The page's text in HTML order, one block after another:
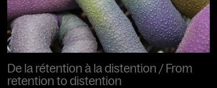
De la rétention à la distention / From
retention to distention